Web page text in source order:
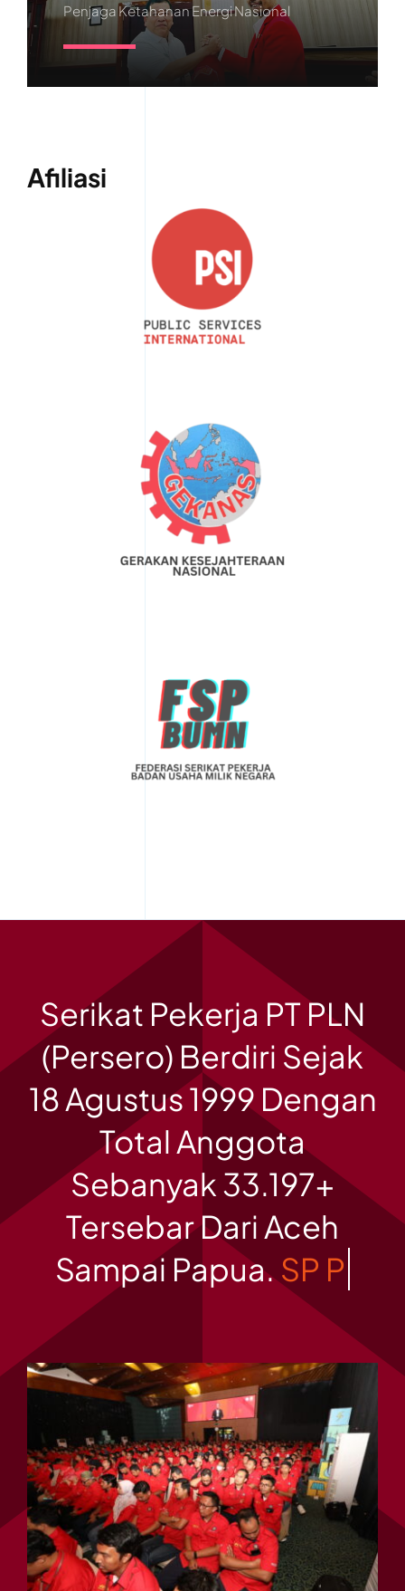
Penjaga Ketahanan Energi Nasional
Learn More
Afiliasi
Serikat Pekerja PT PLN
(Persero) Berdiri Sejak
18 Agustus 1999 Dengan
Total Anggota
Sebanyak 33.197+
Tersebar Dari Aceh
Sampai Papua.